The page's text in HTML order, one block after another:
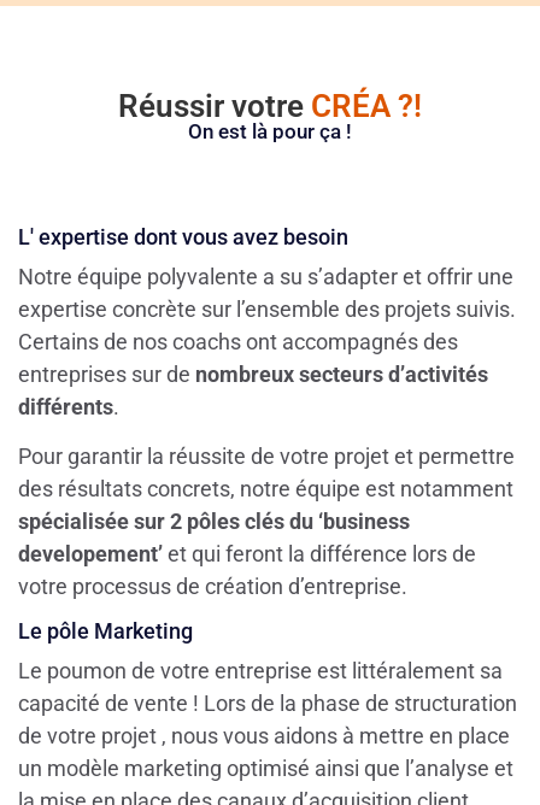
Réussir votre CRÉA ?!
On est là pour ça !
L' expertise dont vous avez besoin
Notre équipe polyvalente a su s’adapter et offrir une
expertise concrète sur l’ensemble des projets suivis.
Certains de nos coachs ont accompagnés des
entreprises sur de nombreux secteurs d’activités
différents.
Pour garantir la réussite de votre projet et permettre
des résultats concrets, notre équipe est notamment
spécialisée sur 2 pôles clés du ‘business
developement’et qui feront la différence lors de
votre processus de création d’entreprise.
Le pôle Marketing
Le poumon de votre entreprise est littéralement sa
capacité de vente ! Lors de la phase de structuration
de votre projet , nous vous aidons à mettre en place
un modèle marketing optimisé ainsi que l’analyse et